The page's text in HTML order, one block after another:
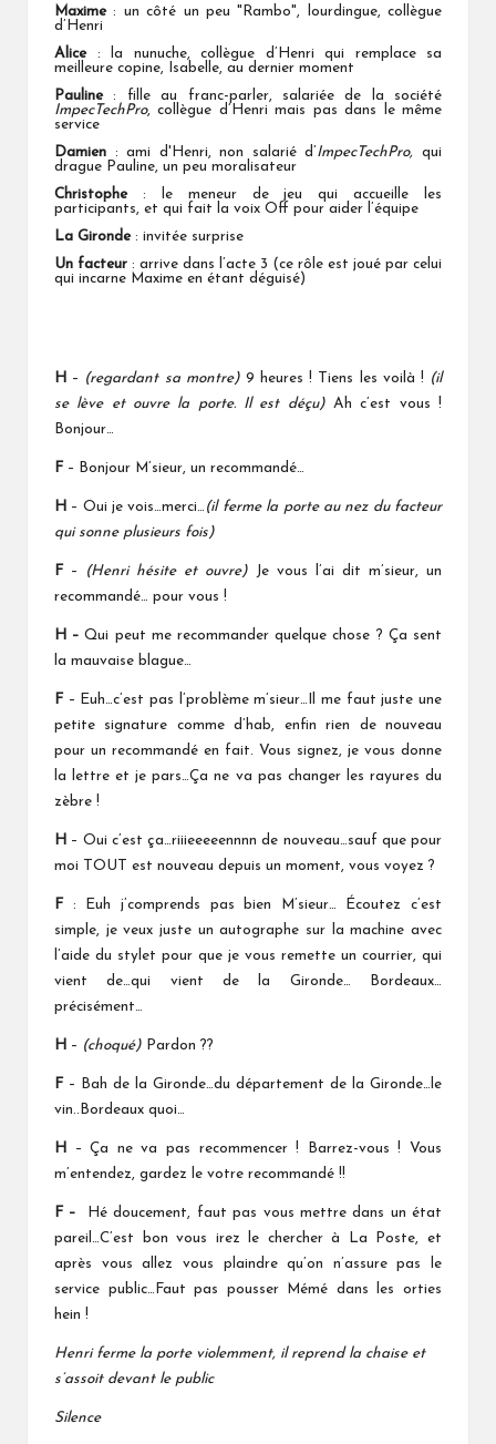
Maxime: un côté un peu "Rambo", lourdingue, collègue
d’Henri
Alice: la nunuche, collègue d’Henri qui remplace sa
meilleure copine, Isabelle, au dernier moment
Pauline: fille au franc-parler, salariée de la société
ImpecTechPro, collègue d’Henri mais pas dans le même
service
Damien
: ami d'Henri, non salarié d’ ImpecTechPro, qui
drague Pauline, un peu moralisateur
Christophe: le meneur de jeu qui accueille les
participants, et qui fait la voix Off pour aider l’équipe
La Gironde : invitée surprise
Un facteur : arrive dans l’acte 3 (ce rôle est joué par celui
qui incarne Maxime en étant déguisé)
H – (regardant sa montre)9 heures ! Tiens les voilà !
(il
se lève et ouvre la porte. Il est déçu)Ah c’est vous !
Bonjour…
F – Bonjour M’sieur, un recommandé…
H – Oui je vois…merci… (il ferme la porte au nez du facteur
qui sonne plusieurs fois)
F – (Henri hésite et ouvre)
Je vous l’ai dit m’sieur, un
recommandé… pour vous !
H – Qui peut me recommander quelque chose ? Ça sent
la mauvaise blague…
F – Euh…c’est pas l’problème m’sieur…Il me faut juste une
petite signature comme d’hab, enfin rien de nouveau
pour un recommandé en fait. Vous signez, je vous donne
la lettre et je pars…Ça ne va pas changer les rayures du
zèbre !
H – Oui c’est ça…riiieeeeennnn de nouveau…sauf que pour
moi TOUT est nouveau depuis un moment, vous voyez ?
F
: Euh j’comprends pas bien M’sieur… Écoutez c’est
simple, je veux juste un autographe sur la machine avec
l’aide du stylet pour que je vous remette un courrier, qui
vient de…qui vient de la Gironde… Bordeaux…
précisément…
H – (choqué) Pardon ??
F – Bah de la Gironde…du département de la Gironde…le
vin..Bordeaux quoi…
H
– Ça ne va pas recommencer ! Barrez-vous ! Vous
m’entendez, gardez le votre recommandé !!
F –
Hé doucement, faut pas vous mettre dans un état
pareil…C’est bon vous irez le chercher à La Poste, et
après vous allez vous plaindre qu’on n’assure pas le
service public…Faut pas pousser Mémé dans les orties
hein !
Henri ferme la porte violemment, il reprend la chaise et
s’assoit devant le public
Silence